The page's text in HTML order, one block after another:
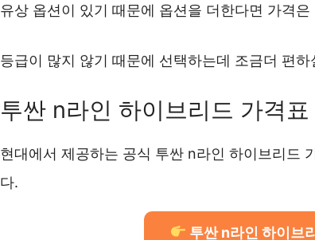
유상 옵션이 있기 때문에 옵션을 더한다면 가격
등급이 많지 않기 때문에 선택하는데 조금더 편하
투싼 n라인 하이브리드 가격표
현대에서 제공하는 공식 투싼 n라인 하이브리드
다.
투싼 n라인 하이브